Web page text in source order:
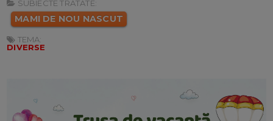
SUBIECTE TRATATE:
MAMI DE NOU NASCUT
TEMA:
DIVERSE